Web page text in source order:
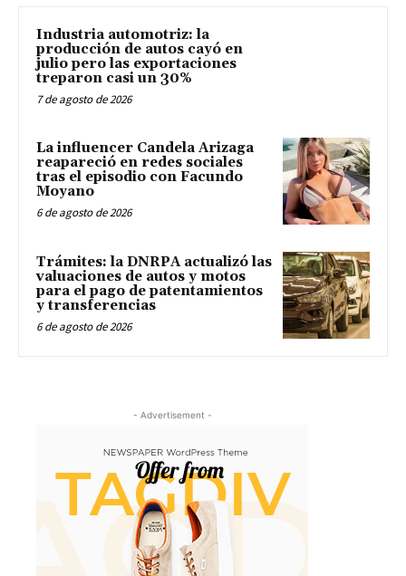
Industria automotriz: la
producción de autos cayó en
julio pero las exportaciones
treparon casi un 30%
7 de agosto de 2026
La influencer Candela Arizaga
reapareció en redes sociales
tras el episodio con Facundo
Moyano
6 de agosto de 2026
Trámites: la DNRPA actualizó las
valuaciones de autos y motos
para el pago de patentamientos
y transferencias
6 de agosto de 2026
- Advertisement -